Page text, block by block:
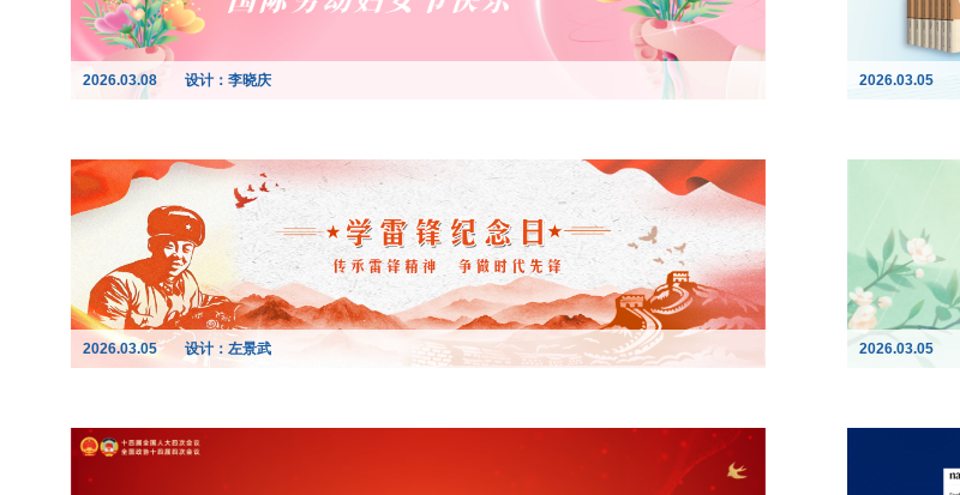
2026.03.08 设计：李晓庆 2026.03.05
2026.03.05 设计：左景武 2026.03.05